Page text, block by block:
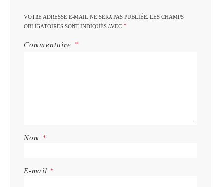
VOTRE ADRESSE E-MAIL NE SERA PAS PUBLIÉE. LES CHAMPS
OBLIGATOIRES SONT INDIQUÉS AVEC *
Commentaire
Nom *
E-mail *